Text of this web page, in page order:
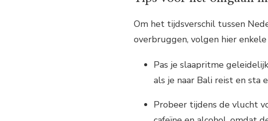
Om het tijdsverschil tussen
overbruggen, volgen hier
Pas je slaapritme
als je naar Bali reist en sta
Probeer tijdens de vlucht